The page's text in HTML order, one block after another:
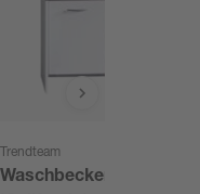
Trendteam